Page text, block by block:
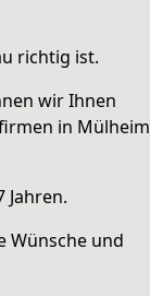
richtig ist.
wir Ihnen
in Mülheim
Jahren.
Wünsche und